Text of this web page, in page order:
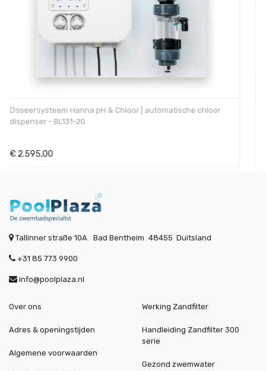
Zwembadzout 25 kg
€25,95
Tallinner straße 10A Bad Bentheim 48455 Duitsland
+31 85 773 9900
info@poolplaza.nl
Over ons
Adres & openingstijden
Algemene voorwaarden
Werking Zandfilter
Handleiding Zandfilter 300
serie
Gezond zwemwater